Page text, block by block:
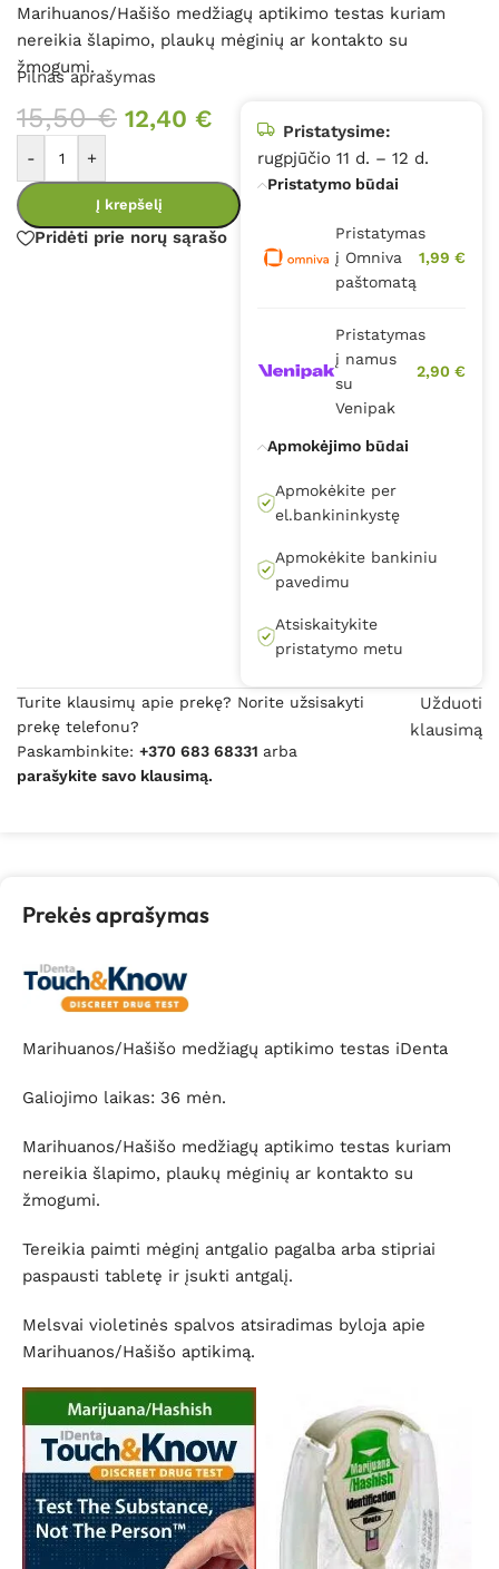
Marihuanos/Hašišo medžiagų aptikimo testas kuriam
nereikia šlapimo, plaukų mėginių ar kontakto su
žmogumi.
Pilnas aprašymas
15,50€ 12,40 €
- +
Į krepšelį
Pridėti prie norų sąrašo
Pristatysime:
rugpjūčio 11 d. – 12 d.
Pristatymo būdai
Pristatymas
į Omniva
paštomatą
1,99 €
Pristatymas
į namus
su
Venipak
2,90 €
Apmokėjimo būdai
Apmokėkite per
el.bankininkystę
Apmokėkite bankiniu
pavedimu
Atsiskaitykite
pristatymo metu
Turite klausimų apie prekę? Norite užsisakyti
prekę telefonu?
Paskambinkite: +370 683 68331 arba
parašykite savo klausimą.
Užduoti
klausimą
Prekės aprašymas
Marihuanos/Hašišo medžiagų aptikimo testas iDenta
Galiojimo laikas: 36 mėn.
Marihuanos/Hašišo medžiagų aptikimo testas kuriam
nereikia šlapimo, plaukų mėginių ar kontakto su
žmogumi.
Tereikia paimti mėginį antgalio pagalba arba stipriai
paspausti tabletę ir įsukti antgalį.
Melsvai violetinės spalvos atsiradimas byloja apie
Marihuanos/Hašišo aptikimą.